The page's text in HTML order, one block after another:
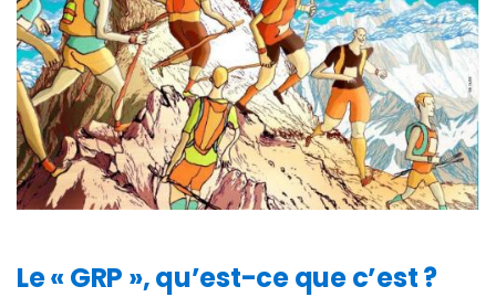
Le « GRP », qu’est-ce que c’est ?